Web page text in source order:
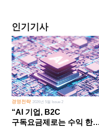
인기기사
경영전략 2026년 5월 Issue 2
“AI 기업, B2C
구독요금제로는 수익 한